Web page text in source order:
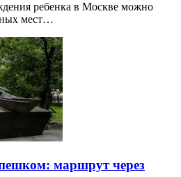
ребенка в Москве можно
мест…
маршрут через